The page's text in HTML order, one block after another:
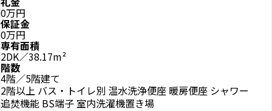
0万円
保証金
0万円
専有面積
2DK／38.17m²
階数
4階／5階建て
2階以上 バス・トイレ別 温水洗浄便座 暖房便座 シャワー
追焚機能 BS端子室内洗濯機置き場